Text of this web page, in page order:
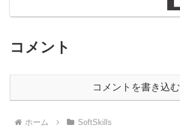
コメント
コメントを書き込む
ホーム SoftSkills